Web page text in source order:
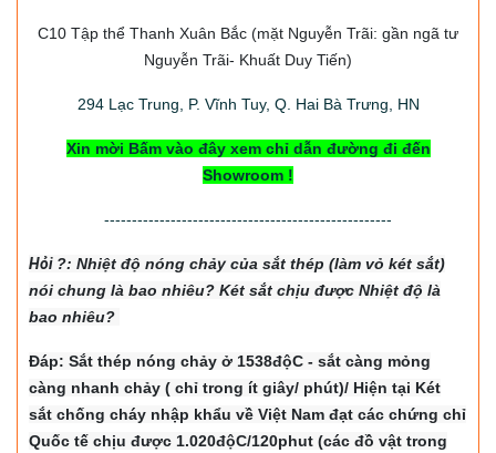
C10 Tập thể Thanh Xuân Bắc (mặt Nguyễn Trãi: gần ngã tư
Nguyễn Trãi- Khuất Duy Tiến)
294Lạc Trung, P. Vĩnh Tuy, Q. Hai Bà Trưng, HN
Xin mời Bấm vào đây xem chỉ dẫn đường đi đến
Showroom !
----------------------------------------------------
Hỏi ?: Nhiệt độ nóng chảy của sắt thép (làm vỏ két sắt)
nói chung là bao nhiêu? Két sắt chịu được Nhiệt độ là
bao nhiêu?
Đáp: Sắt thép nóng chảy ở 1538độC - sắt càng mỏng
càng nhanh chảy ( chỉ trong ít giây/ phút)/ Hiện tại Két
sắt chống cháy nhập khẩu về Việt Nam đạt các chứng chỉ
Quốc tế chịu được 1.020độC/120phut (các đồ vật trong